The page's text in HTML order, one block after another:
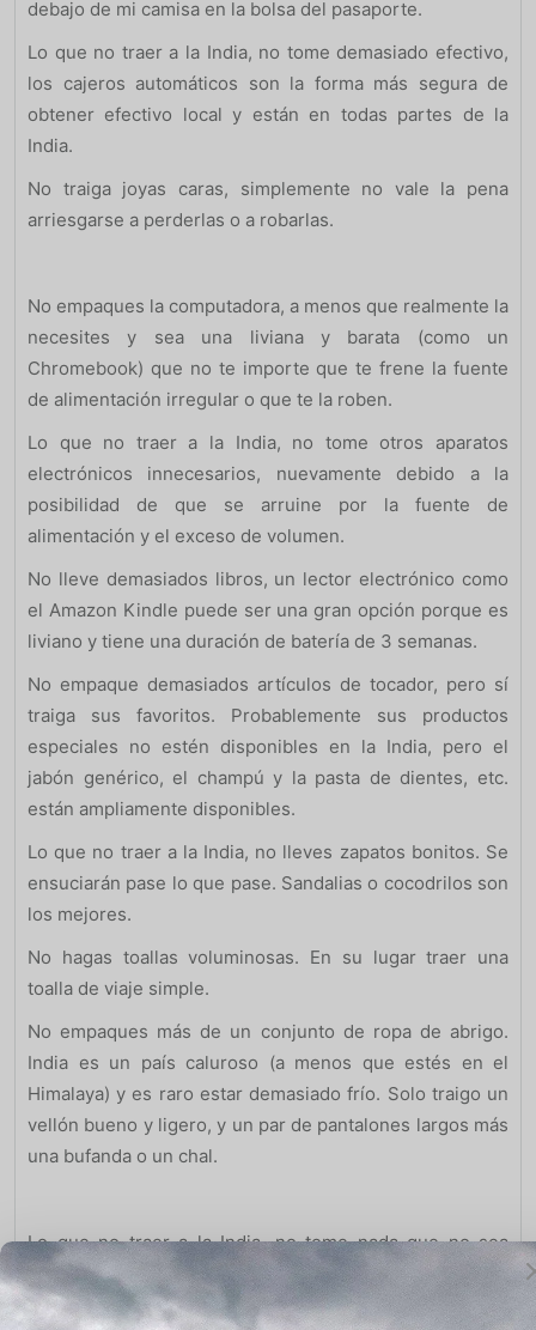
debajo de mi camisa en la bolsa del pasaporte.
Lo que no traer a la India, no tome demasiado efectivo,
los cajeros automáticos son la forma más segura de
obtener efectivo local y están en todas partes de la
India.
No traiga joyas caras, simplemente no vale la pena
arriesgarse a perderlas o a robarlas.
No empaques la computadora, a menos que realmente la
necesites y sea una liviana y barata (como un
Chromebook) que no te importe que te frene la fuente
de alimentación irregular o que te la roben.
Lo que no traer a la India, no tome otros aparatos
electrónicos innecesarios, nuevamente debido a la
posibilidad de que se arruine por la fuente de
alimentación y el exceso de volumen.
No lleve demasiados libros, un lector electrónico como
el Amazon Kindle puede ser una gran opción porque es
liviano y tiene una duración de batería de 3 semanas.
No empaque demasiados artículos de tocador, pero sí
traiga sus favoritos. Probablemente sus productos
especiales no estén disponibles en la India, pero el
jabón genérico, el champú y la pasta de dientes, etc.
están ampliamente disponibles.
Lo que no traer a la India, no lleves zapatos bonitos. Se
ensuciarán pase lo que pase. Sandalias o cocodrilos son
los mejores.
No hagas toallas voluminosas. En su lugar traer una
toalla de viaje simple.
No empaques más de un conjunto de ropa de abrigo.
India es un país caluroso (a menos que estés en el
Himalaya) y es raro estar demasiado frío. Solo traigo un
vellón bueno y ligero, y un par de pantalones largos más
una bufanda o un chal.
Lo que no traer a la India, no tome nada que no sea
adecuado para su destino. Realice su investigación
sobre el clima y las necesidades específicas de la